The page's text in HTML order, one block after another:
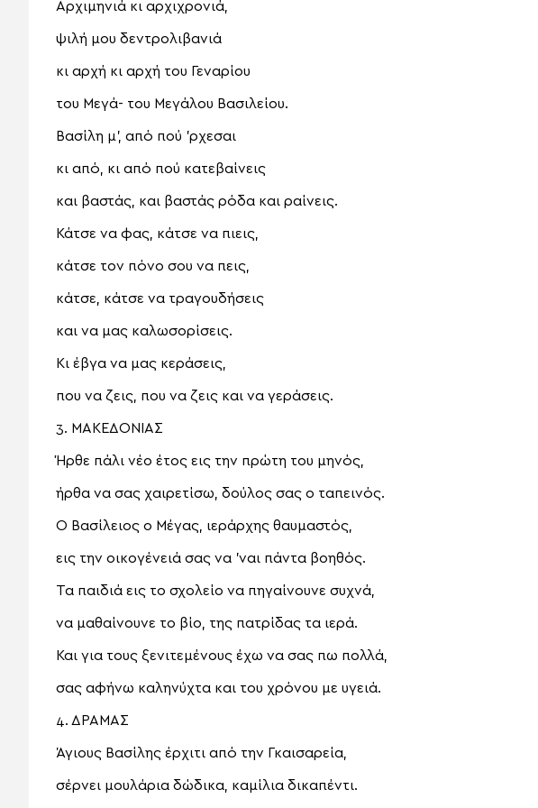
Αρχιμηνιά κι αρχιχρονιά,
ψιλή μου δεντρολιβανιά
κι αρχή κι αρχή του Γεναρίου
του Μεγά- του Μεγάλου Βασιλείου.
Βασίλη μ’, από πού ’ρχεσαι
κι από, κι από πού κατεβαίνεις
και βαστάς, και βαστάς ρόδα και ραίνεις.
Κάτσε να φας, κάτσε να πιεις,
κάτσε τον πόνο σου να πεις,
κάτσε, κάτσε να τραγουδήσεις
και να μας καλωσορίσεις.
Κι έβγα να μας κεράσεις,
που να ζεις, που να ζεις και να γεράσεις.
3. ΜΑΚΕΔΟΝΙΑΣ
Ήρθε πάλι νέο έτος εις την πρώτη του μηνός,
ήρθα να σας χαιρετίσω, δούλος σας ο ταπεινός.
Ο Βασίλειος ο Μέγας, ιεράρχης θαυμαστός,
εις την οικογένειά σας να ’ναι πάντα βοηθός.
Τα παιδιά εις το σχολείο να πηγαίνουνε συχνά,
να μαθαίνουνε το βίο, της πατρίδας τα ιερά.
Και για τους ξενιτεμένους έχω να σας πω πολλά,
σας αφήνω καληνύχτα και του χρόνου με υγειά.
4. ΔΡΑΜΑΣ
Άγιους Βασίλης έρχιτι από την Γκαισαρεία,
σέρνει μουλάρια δώδικα, καμίλια δικαπέντι.